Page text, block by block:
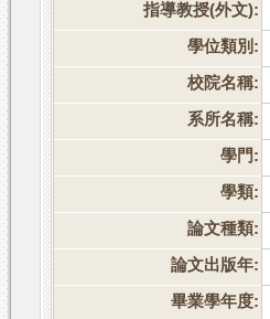
指導教授(外文):
學位類別:
校院名稱:
系所名稱:
學門:
學類:
論文種類:
論文出版年:
畢業學年度: